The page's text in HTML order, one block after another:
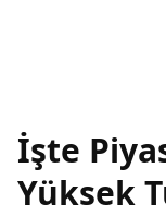
İşte
Yüksek